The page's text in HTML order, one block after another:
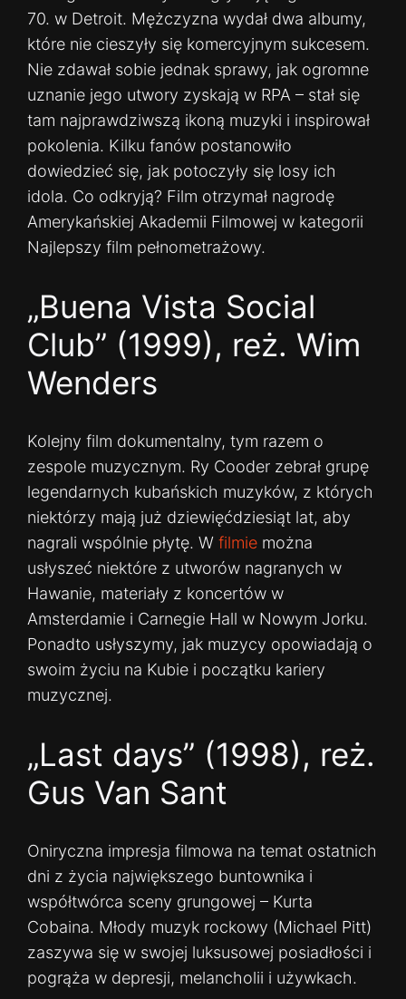
70. w Detroit. Mężczyzna wydał dwa albumy,
które nie cieszyły się komercyjnym sukcesem.
Nie zdawał sobie jednak sprawy, jak ogromne
uznanie jego utwory zyskają w RPA – stał się
tam najprawdziwszą ikoną muzyki i inspirował
pokolenia. Kilku fanów postanowiło
dowiedzieć się, jak potoczyły się losy ich
idola. Co odkryją? Film otrzymał nagrodę
Amerykańskiej Akademii Filmowej w kategorii
Najlepszy film pełnometrażowy.
„Buena Vista Social
Club” (1999), reż. Wim
Wenders
Kolejny film dokumentalny, tym razem o
zespole muzycznym. Ry Cooder zebrał grupę
legendarnych kubańskich muzyków, z których
niektórzy mają już dziewięćdziesiąt lat, aby
nagrali wspólnie płytę. W filmie można
usłyszeć niektóre z utworów nagranych w
Hawanie, materiały z koncertów w
Amsterdamie i Carnegie Hall w Nowym Jorku.
Ponadto usłyszymy, jak muzycy opowiadają o
swoim życiu na Kubie i początku kariery
muzycznej.
„Last days” (1998), reż.
Gus Van Sant
Oniryczna impresja filmowa na temat ostatnich
dni z życia największego buntownika i
współtwórca sceny grungowej – Kurta
Cobaina. Młody muzyk rockowy (Michael Pitt)
zaszywa się w swojej luksusowej posiadłości i
pogrąża w depresji, melancholii i używkach.